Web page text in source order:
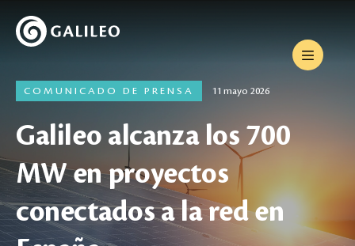
COMUNICADO DE PRENSA 11 mayo 2026
Galileo alcanza los 700
MW en proyectos
conectados a la red en